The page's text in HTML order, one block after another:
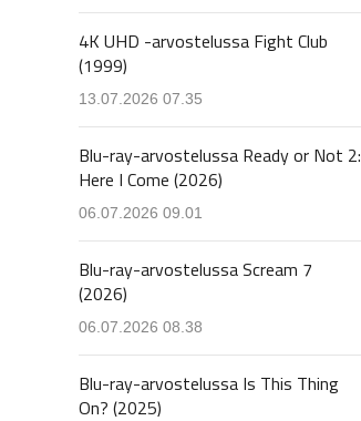
4K UHD -arvostelussa Fight Club
(1999)
13.07.2026 07.35
Blu-ray-arvostelussa Ready or Not 2:
Here I Come (2026)
06.07.2026 09.01
Blu-ray-arvostelussa Scream 7
(2026)
06.07.2026 08.38
Blu-ray-arvostelussa Is This Thing
On? (2025)